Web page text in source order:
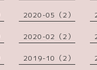
2020-05（2）
2020-02（2）
2019-10（2）